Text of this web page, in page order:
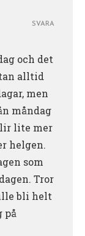
och det
alltid
men
måndag
lite mer
helgen.
som
Tror
bli helt
på
SVARA